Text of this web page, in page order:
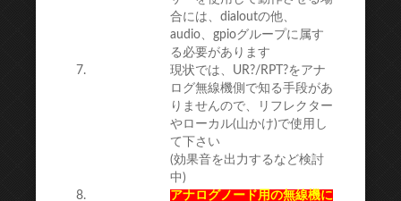
合には、dialoutの他、
audio、gpioグループに属す
る必要があります
現状では、UR?/RPT?をアナ
ログ無線機側で知る手段があ
りませんので、リフレクター
やローカル(山かけ)で使用し
て下さい
(効果音を出力するなど検討
中)
アナログノード用の無線機に